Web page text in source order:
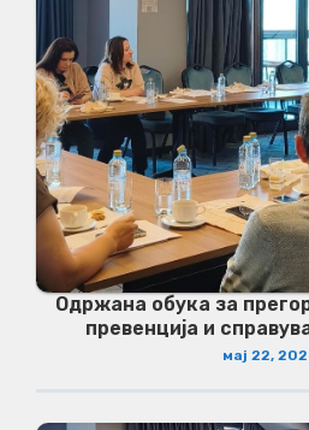
Одржана обука за
превенција и
мај 22,